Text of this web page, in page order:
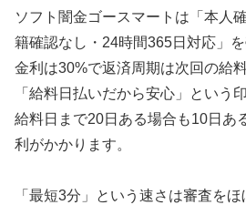
ソフト闇金ゴースマートは「本人
籍確認なし・24時間365日対応」を
金利は30%で返済周期は次回の給
「給料日払いだから安心」という
給料日まで20日ある場合も10日あ
利がかかります。
「最短3分」という速さは審査を